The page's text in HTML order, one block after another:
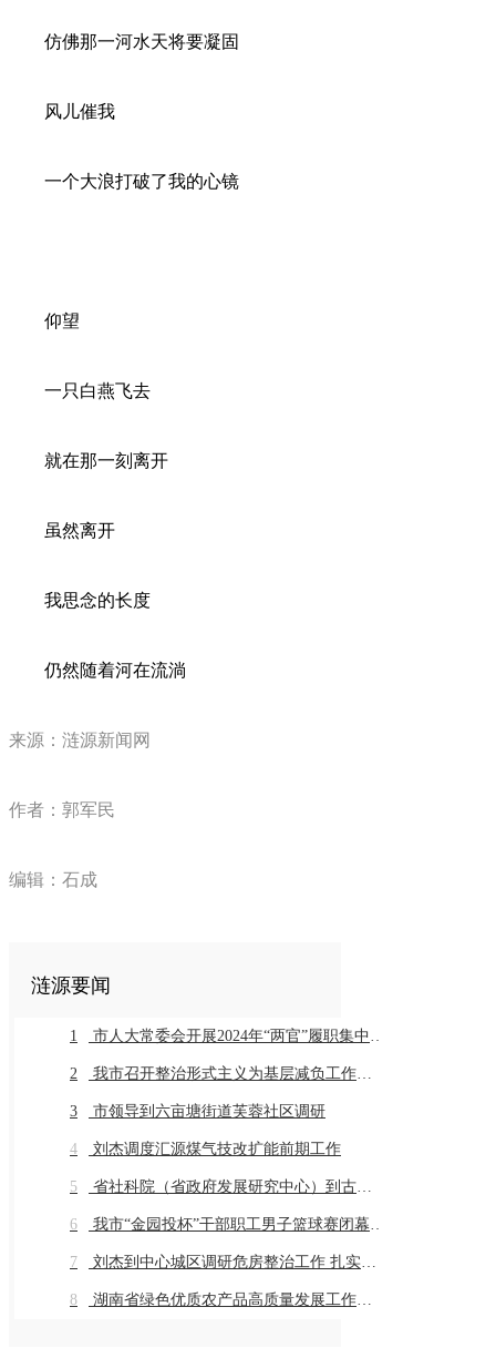
仿佛那一河水天将要凝固
风儿催我
一个大浪打破了我的心镜
仰望
一只白燕飞去
就在那一刻离开
虽然离开
我思念的长度
仍然随着河在流淌
来源：涟源新闻网
作者：郭军民
编辑：石成
涟源要闻
1 市人大常委会开展2024年“两官”履职集中评议
2 我市召开整治形式主义为基层减负工作推进会暨业务培训会议
3 市领导到六亩塘街道芙蓉社区调研
4 刘杰调度汇源煤气技改扩能前期工作
5 省社科院（省政府发展研究中心）到古仙界村调研乡村振兴工作
6 我市“金园投杯”干部职工男子篮球赛闭幕 市直组高新金园代表队 乡镇组桥头河镇代表队获得冠军
7 刘杰到中心城区调研危房整治工作 扎实推进危房整治工作 切实保障群众住房安全
8 湖南省绿色优质农产品高质量发展工作推进会在我市召开